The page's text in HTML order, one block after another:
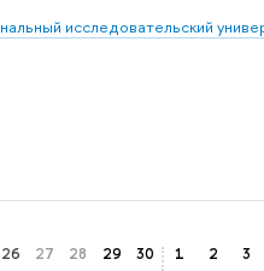
исследовательский
26 27 28 29 30 1 2 3